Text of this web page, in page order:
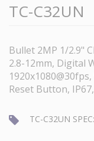
TC-C32UN
Bullet 2MP 1/2.9"
2.8-12mm, Digital
Reset Button,
TC-C32UN